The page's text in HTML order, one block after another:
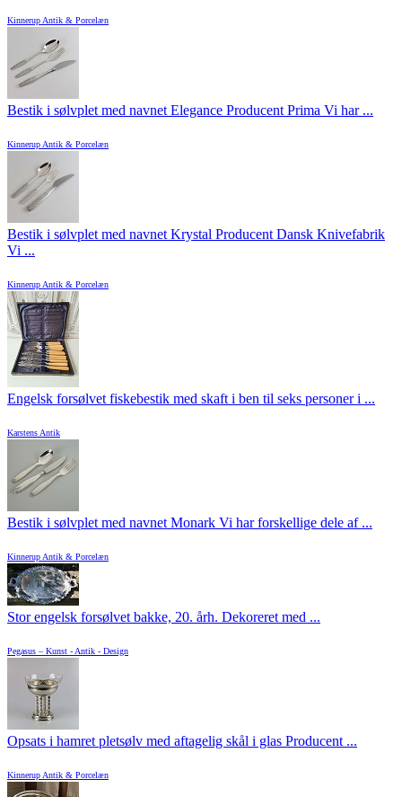
Kinnerup Antik & Porcelæn
Bestik i sølvplet med navnet Elegance Producent Prima Vi har ...
Kinnerup Antik & Porcelæn
Bestik i sølvplet med navnet Krystal Producent Dansk Knivefabrik
Vi ...
Kinnerup Antik & Porcelæn
Engelsk forsølvet fiskebestik med skaft i ben til seks personer i ...
Karstens Antik
Bestik i sølvplet med navnet Monark Vi har forskellige dele af ...
Kinnerup Antik & Porcelæn
Stor engelsk forsølvet bakke, 20. årh. Dekoreret med ...
Pegasus – Kunst - Antik - Design
Opsats i hamret pletsølv med aftagelig skål i glas Producent ...
Kinnerup Antik & Porcelæn